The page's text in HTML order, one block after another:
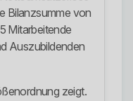
Bilanzsumme von
Mitarbeitende
Auszubildenden
zeigt.